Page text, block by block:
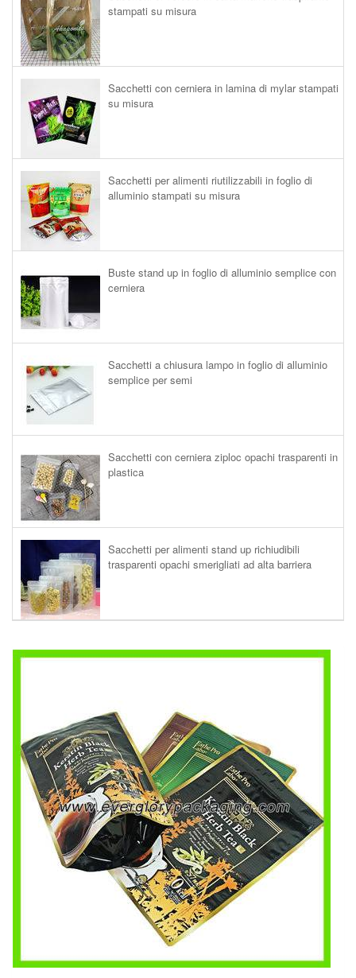
stampati su misura
Sacchetti con cerniera in lamina di mylar stampati
su misura
Sacchetti per alimenti riutilizzabili in foglio di
alluminio stampati su misura
Buste stand up in foglio di alluminio semplice con
cerniera
Sacchetti a chiusura lampo in foglio di alluminio
semplice per semi
Sacchetti con cerniera ziploc opachi trasparenti in
plastica
Sacchetti per alimenti stand up richiudibili
trasparenti opachi smerigliati ad alta barriera